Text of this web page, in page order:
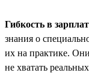
Гибкость в
знания о
их на практике.
не хватать